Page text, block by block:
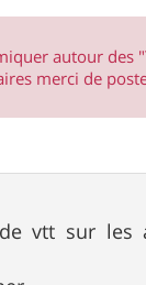
autour des
merci de
vtt sur les